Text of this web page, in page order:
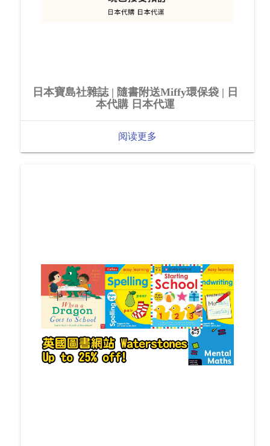
日本寶島社雜誌 | 隨書附送Miffy環保袋 | 日
本代購 日本代運
阅读更多